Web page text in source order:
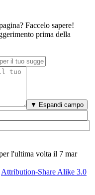
Faccelo sapere!
prima della
▼ Espandi campo
l'ultima volta il 7 mar
Attribution-Share Alike 3.0